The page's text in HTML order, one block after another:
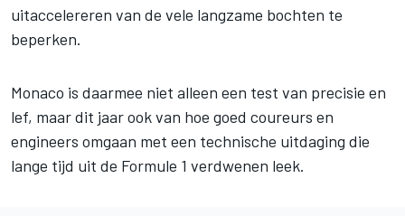
uitaccelereren van de vele langzame bochten te
beperken.
Monaco is daarmee niet alleen een test van precisie en
lef, maar dit jaar ook van hoe goed coureurs en
engineers omgaan met een technische uitdaging die
lange tijd uit de Formule 1 verdwenen leek.